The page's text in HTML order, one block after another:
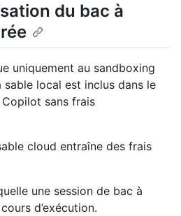
du bac à
uniquement au sandboxing
local est inclus dans le
sans frais
cloud entraîne des frais
une session de bac à
d’exécution.